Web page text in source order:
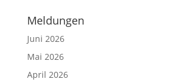
Meldungen
Juni 2026
Mai 2026
April 2026